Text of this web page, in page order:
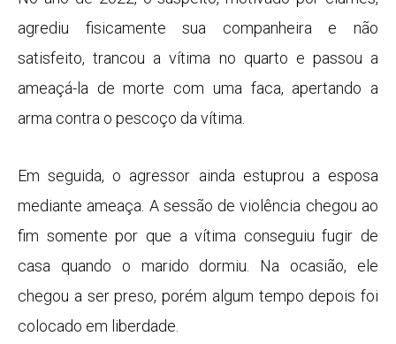
agrediu fisicamente sua companheira e não
satisfeito, trancou a vítima no quarto e passou a
ameaçá-la de morte com uma faca, apertando a
arma contra o pescoço da vítima.
Em seguida, o agressor ainda estuprou a esposa
mediante ameaça. A sessão de violência chegou ao
fim somente por que a vítima conseguiu fugir de
casa quando o marido dormiu. Na ocasião, ele
chegou a ser preso, porém algum tempo depois foi
colocado em liberdade.